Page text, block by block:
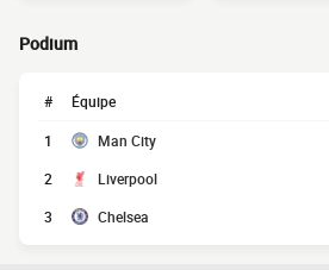
Podium
# Équipe
1 Man City
2
Liverpool
3
Chelsea